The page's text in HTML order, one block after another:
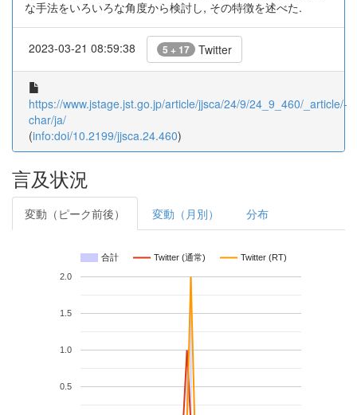
な手法をいろいろな角度から検討し, その特徴を述べた.
2023-03-21 08:59:38 5 + 17 Twitter
https://www.jstage.jst.go.jp/article/jjsca/24/9/24_9_460/_article/-
char/ja/
(info:doi/10.2199/jjsca.24.460)
言及状況
変動（ピーク前後） 変動（月別） 分布
合計 Twitter (通常) Twitter (RT)
0.5
1.0
1.5
2.0